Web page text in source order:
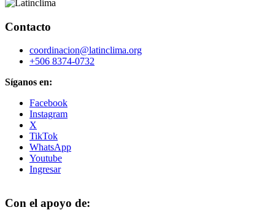
Contacto
coordinacion@latinclima.org
+506 8374-0732
Síganos en:
Facebook
Instagram
X
TikTok
WhatsApp
Youtube
Ingresar
Con el apoyo de: